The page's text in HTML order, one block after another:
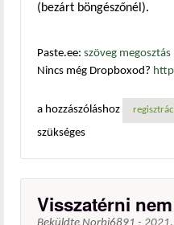
(bezárt böngészőnél).
Paste.ee: szöveg megosztás
Nincs még Dropboxod?
a hozzászóláshoz
szükséges
Visszatérni